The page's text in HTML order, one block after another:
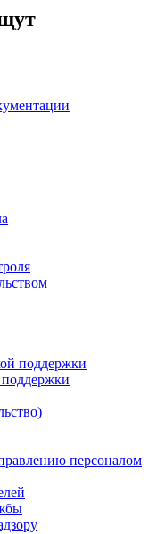
поддержки
персоналом